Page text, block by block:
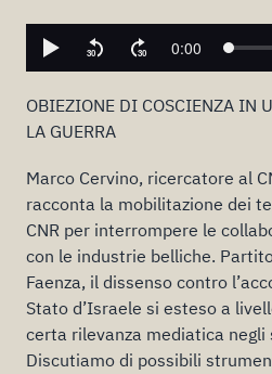
OBIEZIONE DI COSCIENZA IN
LA GUERRA
Marco Cervino, ricercatore al
racconta la mobilitazione dei
CNR per interrompere le
con le industrie belliche.
Faenza, il dissenso contro
Stato d’Israele si esteso a
certa rilevanza mediatica negli
Discutiamo di possibili